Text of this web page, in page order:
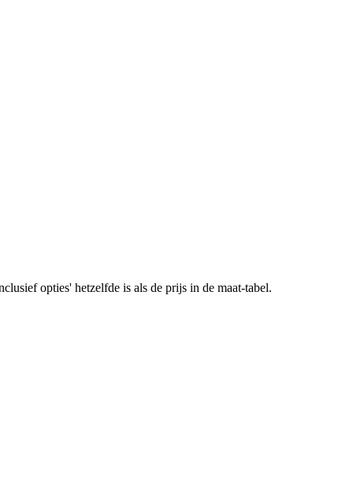
opties' hetzelfde is als de prijs in de maat-tabel.